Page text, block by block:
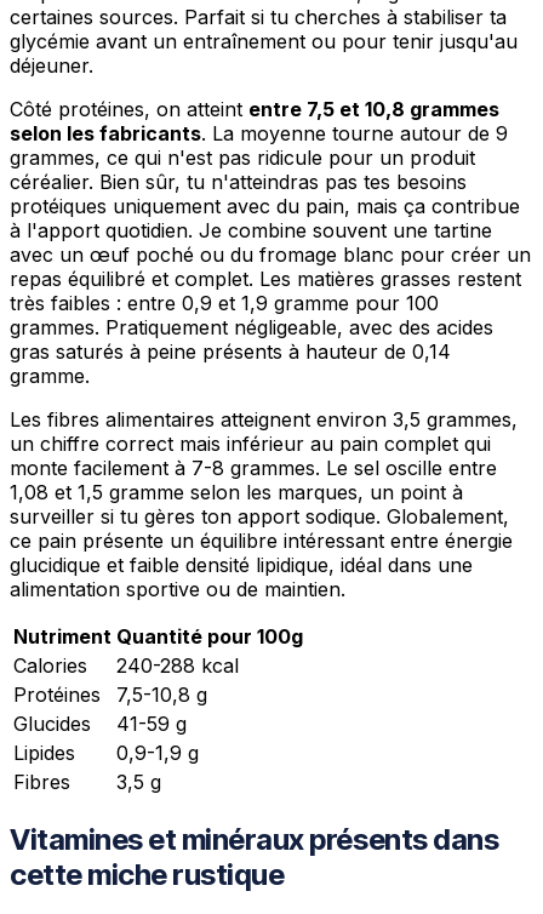
certaines sources. Parfait si tu cherches à stabiliser ta
glycémie avant un entraînement ou pour tenir jusqu'au
déjeuner.
Côté protéines, on atteint entre 7,5 et 10,8 grammes
selon les fabricants. La moyenne tourne autour de 9
grammes, ce qui n'est pas ridicule pour un produit
céréalier. Bien sûr, tu n'atteindras pas tes besoins
protéiques uniquement avec du pain, mais ça contribue
à l'apport quotidien. Je combine souvent une tartine
avec un œuf poché ou du fromage blanc pour créer un
repas équilibré et complet. Les matières grasses restent
très faibles : entre 0,9 et 1,9 gramme pour 100
grammes. Pratiquement négligeable, avec des acides
gras saturés à peine présents à hauteur de 0,14
gramme.
Les fibres alimentaires atteignent environ 3,5 grammes,
un chiffre correct mais inférieur au pain complet qui
monte facilement à 7-8 grammes. Le sel oscille entre
1,08 et 1,5 gramme selon les marques, un point à
surveiller si tu gères ton apport sodique. Globalement,
ce pain présente un équilibre intéressant entre énergie
glucidique et faible densité lipidique, idéal dans une
alimentation sportive ou de maintien.
Nutriment Quantité pour 100g
Calories
240-288 kcal
Protéines
7,5-10,8 g
Glucides
41-59 g
Lipides
0,9-1,9 g
Fibres
3,5 g
Vitamines et minéraux présents dans
cette miche rustique